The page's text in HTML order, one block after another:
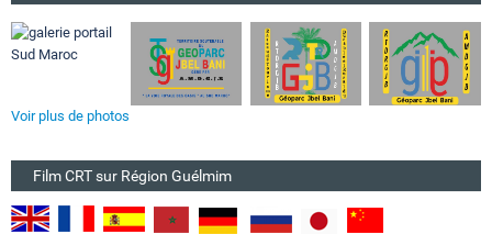
Voir plus de photos
Film CRT sur Région Guélmim